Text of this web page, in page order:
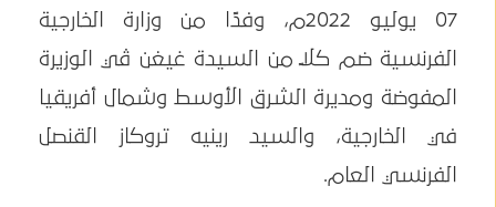
07 يوليو 2022م، وفدًا من وزارة الخارجية
الفرنسية ضم كلًا من السيدة غيغن ڤي الوزيرة
المفوضة ومديرة الشرق الأوسط وشمال أفريقيا
في الخارجية، والسيد رينيه تروكاز القنصل
الفرنسي العام.